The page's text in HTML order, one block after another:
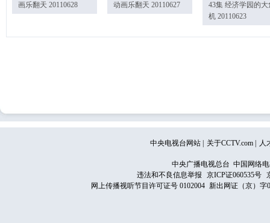
画乐翻天 20110628
动画乐翻天 20110627
43集 经济学园的大
机 20110623
中央电视台网站 关于CCTV.com 人
中央广播电视总台 中国网络
违法和不良信息举报
京ICP证060535号
网上传播视听节目许可证号 0102004 新出网证（京）